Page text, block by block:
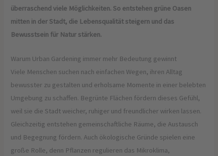
überraschend viele Möglichkeiten. So entstehen grüne Oasen
mitten in der Stadt, die Lebensqualität steigern und das
Bewusstsein für Natur stärken.
Warum Urban Gardening immer mehr Bedeutung gewinnt
Viele Menschen suchen nach einfachen Wegen, ihren Alltag
bewusster zu gestalten und erholsame Momente in einer belebten
Umgebung zu schaffen. Begrünte Flächen fördern dieses Gefühl,
weil sie die Stadt weicher, ruhiger und freundlicher wirken lassen.
Gleichzeitig entstehen gemeinschaftliche Räume, die Austausch
und Begegnung fördern. Auch ökologische Gründe spielen eine
große Rolle, denn Pflanzen regulieren das Mikroklima,